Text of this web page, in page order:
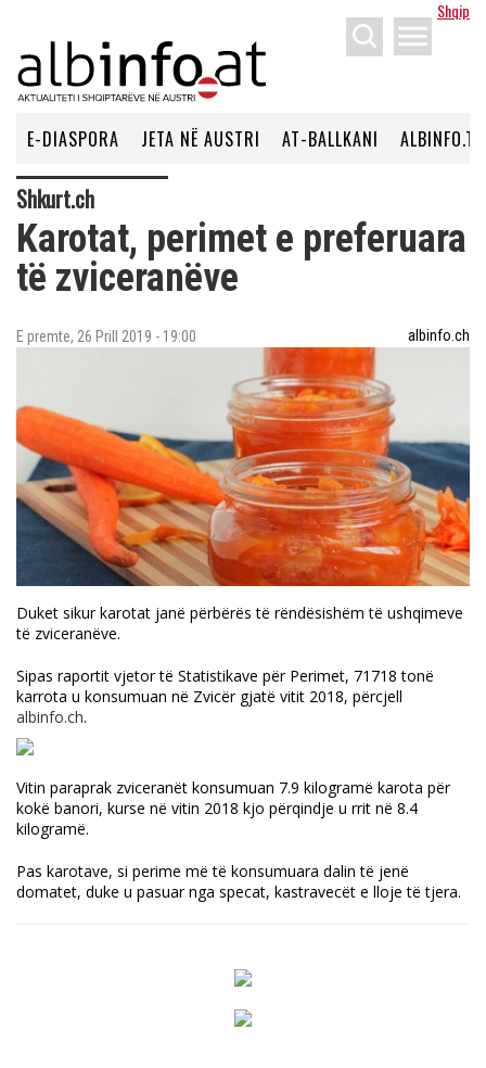
Shqip
menu
E-DIASPORA JETA NË AUSTRI AT-BALLKANI ALBINFO.TV
Shkurt.ch
Karotat, perimet e preferuara
të zviceranëve
E premte, 26 Prill 2019 - 19:00 albinfo.ch
Duket sikur karotat janë përbërës të rëndësishëm të ushqimeve
të zviceranëve.
Sipas raportit vjetor të Statistikave për Perimet, 71718 tonë
karrota u konsumuan në Zvicër gjatë vitit 2018, përcjell
albinfo.ch.
Vitin paraprak zviceranët konsumuan 7.9 kilogramë karota për
kokë banori, kurse në vitin 2018 kjo përqindje u rrit në 8.4
kilogramë.
Pas karotave, si perime më të konsumuara dalin të jenë
domatet, duke u pasuar nga specat, kastravecët e lloje të tjera.